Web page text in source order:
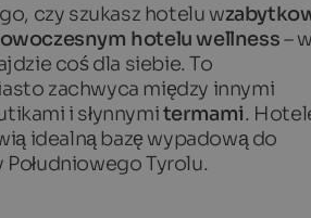
czy szukasz hotelu w
hotelu wellness–
coś dla siebie. To
zachwyca między innymi
i słynnymitermami.
idealną bazę wypadową do
Południowego Tyrolu.